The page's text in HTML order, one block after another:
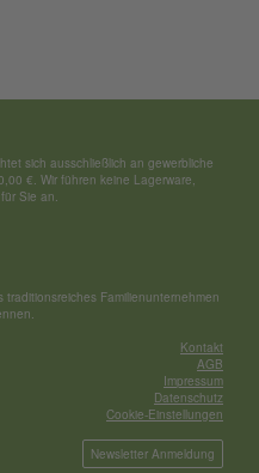
sich ausschließ­lich an gewerbliche
€. Wir führen keine Lagerware,
Sie an.
traditionsreiches Familienunternehmen
Kontakt
AGB
Impressum
Datenschutz
Cookie-Einstellungen
Newsletter Anmeldung